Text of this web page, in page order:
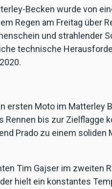
Becken wurde von
Regen am Freitag über
und strahlender
technische
ersten Moto im Matterley
Rennen bis zur Zielflagge
Prado zu einem soliden
Tim Gajser im zweiten
hielt ein konstantes